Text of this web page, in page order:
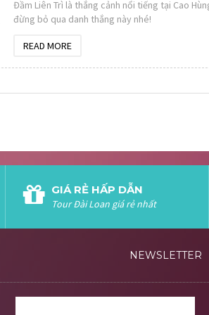
Đầm Liên Trì là thắng cảnh nổi tiếng tại Cao
đừng bỏ qua danh thắng này nhé!
READ MORE
GIÁ RẺ HẤP DẪN
Tour Đài Loan giá rẻ nhất
NEWSLETTER